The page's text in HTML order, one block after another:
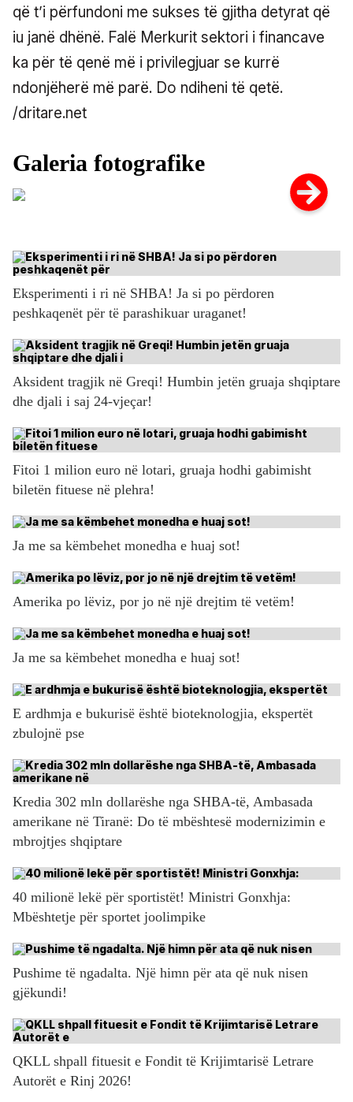
që t’i përfundoni me sukses të gjitha detyrat që
iu janë dhënë. Falë Merkurit sektori i financave
ka për të qenë më i privilegjuar se kurrë
ndonjëherë më parë. Do ndiheni të qetë.
/dritare.net
Eksperimenti i ri në SHBA! Ja si po përdoren
peshkaqenët për të parashikuar uraganet!
Aksident tragjik në Greqi! Humbin jetën gruaja shqiptare
dhe djali i saj 24-vjeçar!
Fitoi 1 milion euro në lotari, gruaja hodhi gabimisht
biletën fituese në plehra!
Ja me sa këmbehet monedha e huaj sot!
Amerika po lëviz, por jo në një drejtim të vetëm!
Ja me sa këmbehet monedha e huaj sot!
E ardhmja e bukurisë është bioteknologjia, ekspertët
zbulojnë pse
Kredia 302 mln dollarëshe nga SHBA-të, Ambasada
amerikane në Tiranë: Do të mbështesë modernizimin e
mbrojtjes shqiptare
40 milionë lekë për sportistët! Ministri Gonxhja:
Mbështetje për sportet joolimpike
Pushime të ngadalta. Një himn për ata që nuk nisen
gjëkundi!
QKLL shpall fituesit e Fondit të Krijimtarisë Letrare
Autorët e Rinj 2026!